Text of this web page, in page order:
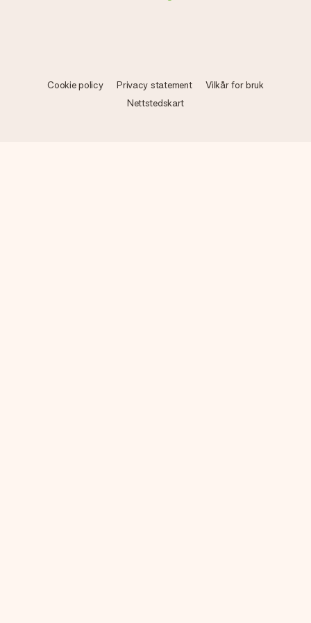
Cookie policy Privacy statement
Vilkår for bruk
Nettstedskart